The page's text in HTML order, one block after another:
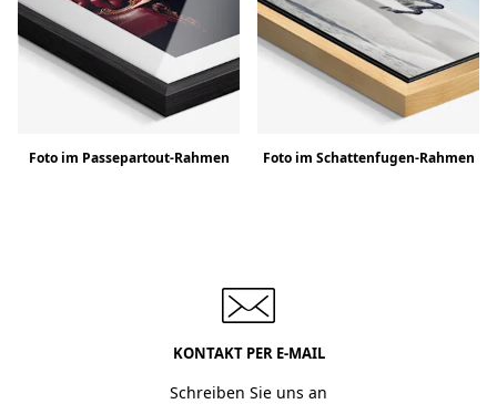
Foto im Passepartout-Rahmen Foto im Schattenfugen-Rahmen
KONTAKT PER E-MAIL
Schreiben Sie uns an